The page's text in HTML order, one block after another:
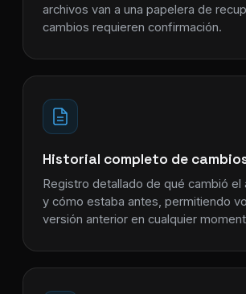
archivos van a una papelera de
cambios requieren confirmación.
Historial completo de
Registro detallado de qué cambió el
y cómo estaba antes, permitiendo
versión anterior en cualquier